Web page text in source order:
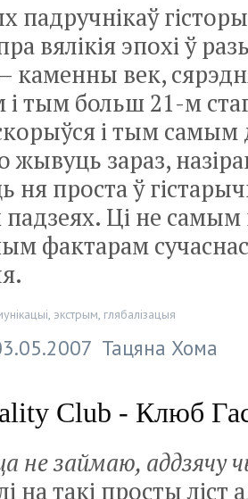
вялікія эпохі ў
каменны век,
тым больш 21-м
і тым
зараз,
ня проста ў
Ці не
фактарам
экстрым глябалізацыя
Тацяна Хома
Сlub - Клюб
не займаю, аддзячу
на такі просты ліст